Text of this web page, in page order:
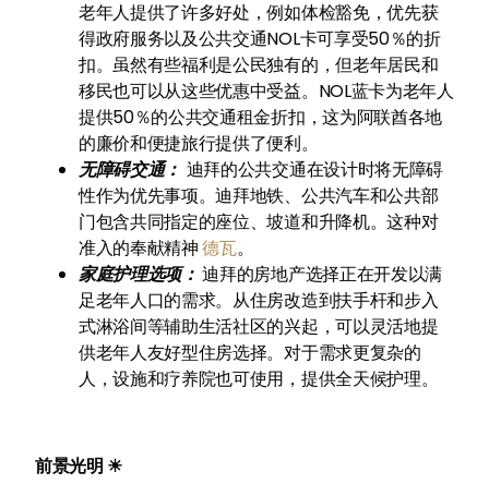
老年人提供了许多好处，例如体检豁免，优先获
得政府服务以及公共交通NOL卡可享受50％的折
扣。虽然有些福利是公民独有的，但老年居民和
移民也可以从这些优惠中受益。NOL蓝卡为老年人
提供50％的公共交通租金折扣，这为阿联酋各地
的廉价和便捷旅行提供了便利。
无障碍交通： 迪拜的公共交通在设计时将无障碍
性作为优先事项。迪拜地铁、公共汽车和公共部
门包含共同指定的座位、坡道和升降机。这种对
准入的奉献精神德瓦。
家庭护理选项： 迪拜的房地产选择正在开发以满
足老年人口的需求。从住房改造到扶手杆和步入
式淋浴间等辅助生活社区的兴起，可以灵活地提
供老年人友好型住房选择。对于需求更复杂的
人，设施和疗养院也可使用，提供全天候护理。
前景光明 ☀